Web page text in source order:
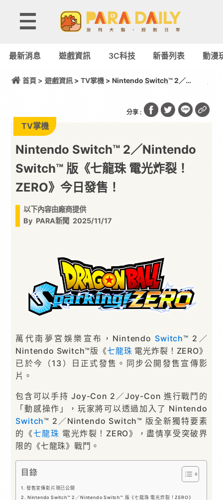
最新消息 遊戲資訊 3C科技 新番列表 動漫
首頁 > 遊戲資訊> TV掌機> Nintendo Switch™ 2／
分享 :
TV掌機
Nintendo Switch™ 2／Nintendo
Switch™ 版《七龍珠 電光炸裂！
ZERO》今日發售！
以下內容由廠商提供
By PARA新聞 2025/11/17
萬代南夢宮娛樂宣布，Nintendo Switch™ 2／
Nintendo Switch™版《七龍珠 電光炸裂！ZERO》
已於今（13）日正式發售。同步公開發售宣傳影
片。
包含可以手持 Joy-Con 2／Joy-Con 進行戰鬥的
「動感操作」，玩家將可以透過加入了 Nintendo
Switch™ 2／Nintendo Switch™ 版全新獨特要素
的《七龍珠 電光炸裂！ZERO》，盡情享受突破界
限的《七龍珠》戰鬥。
目錄
發售宣傳影片現已公開
Nintendo Switch™ 2／Nintendo Switch™ 版《七龍珠 電光炸裂！ZERO》